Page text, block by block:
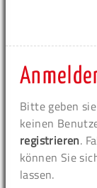
Bitte geben
keinen
registrieren.
können Sie
lassen.